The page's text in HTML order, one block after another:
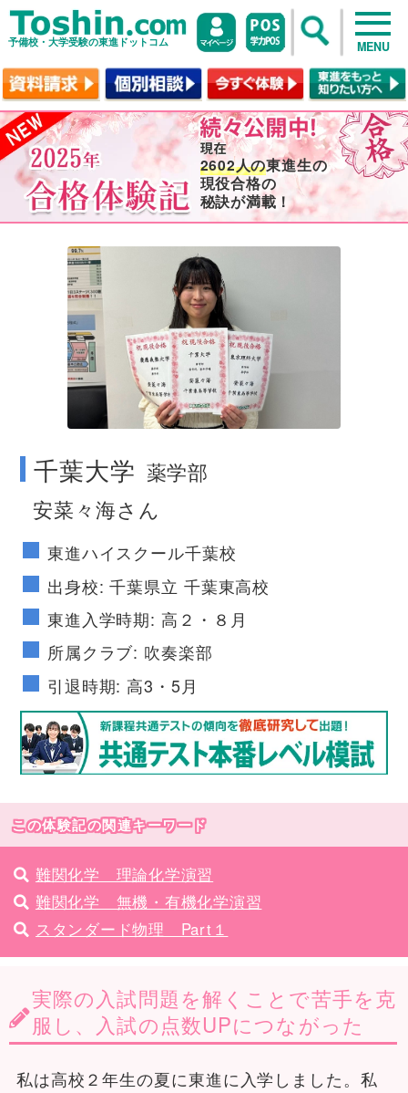
予備校・大学受験の東進ドットコム MENU
2602人の東進生の
現役合格の
秘訣が満載！
no image
千葉大学 薬学部
安菜々海さん
東進ハイスクール千葉校
出身校: 千葉県立 千葉東高校
東進入学時期: 高２・８月
所属クラブ: 吹奏楽部
引退時期: 高3・5月
この体験記の関連キーワード
難関化学 理論化学演習
難関化学 無機・有機化学演習
スタンダード物理 Part１
実際の入試問題を解くことで苦手を克
服し、入試の点数UPにつながった
私は高校２年生の夏に東進に入学しました。私